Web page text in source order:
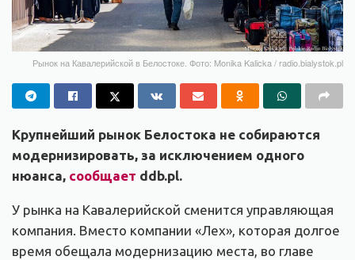
Рынок на Кавалерийской в Белостоке. Фото: Monika Kalicka / radio.bialystok.pl
Крупнейший рынок Белостока не собираются
модернизировать, за исключением одного
нюанса, сообщает ddb.pl.
У рынка на Кавалерийской сменится управляющая
компания. Вместо компании «Лех», которая долгое
время обещала модернизацию места, во главе